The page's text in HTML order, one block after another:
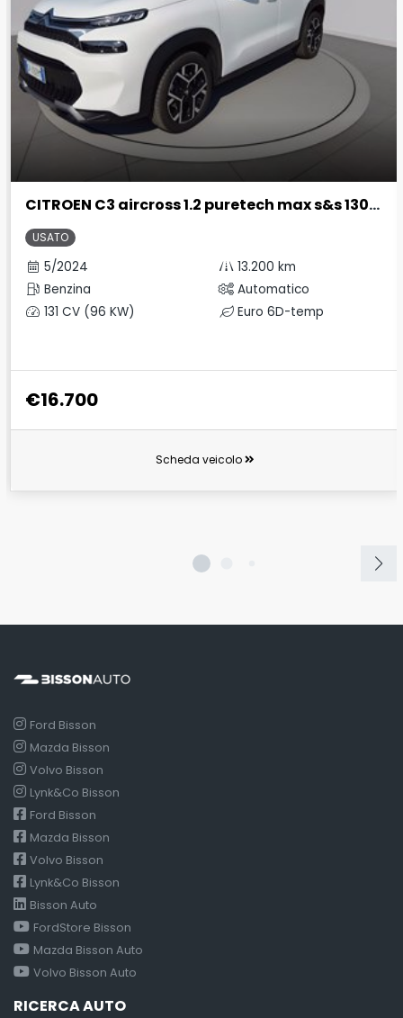
CITROEN C3 aircross 1.2 puretech max s&s 130cv eat6
USATO
5/2024
13.200 km
Benzina
Automatico
131 CV (96 KW)
Euro 6D-temp
€16.700
Scheda veicolo
Ford Bisson
Mazda Bisson
Volvo Bisson
Lynk&Co Bisson
Ford Bisson
Mazda Bisson
Volvo Bisson
Lynk&Co Bisson
Bisson Auto
FordStore Bisson
Mazda Bisson Auto
Volvo Bisson Auto
RICERCA AUTO